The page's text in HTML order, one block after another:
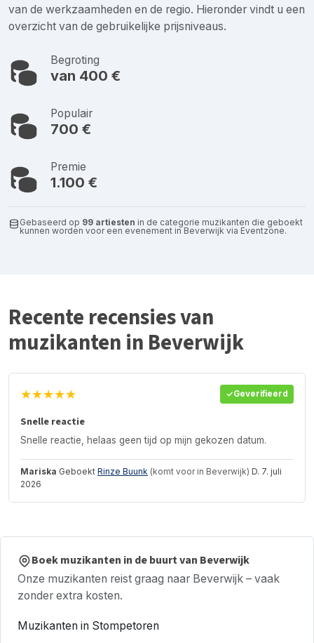
van de werkzaamheden en de regio. Hieronder vindt u een
overzicht van de gebruikelijke prijsniveaus.
Begroting
van 400 €
Populair
700 €
Premie
1.100 €
Gebaseerd op 99 artiesten in de categorie muzikanten die geboekt
kunnen worden voor een evenement in Beverwijk via Eventzone.
Recente recensies van
muzikanten in Beverwijk
★★★★★ Geverifieerd
Snelle reactie
Snelle reactie, helaas geen tijd op mijn gekozen datum.
Mariska Geboekt Rinze Buunk (komt voor in Beverwijk) D. 7. juli
2026
Boek muzikanten in de buurt van Beverwijk
Onze muzikanten reist graag naar Beverwijk – vaak
zonder extra kosten.
Muzikanten in Stompetoren